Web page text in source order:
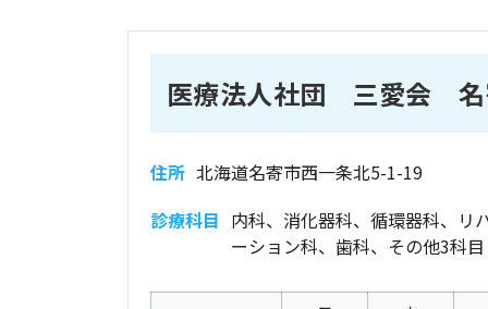
医療法人社団 三愛会 名
住所 北海道名寄市西一条北5-1-19
診療科目 内科、消化器科、循環器科、リ
ーション科、歯科、その他3科目